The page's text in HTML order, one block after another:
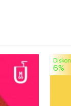
Diskon
6%